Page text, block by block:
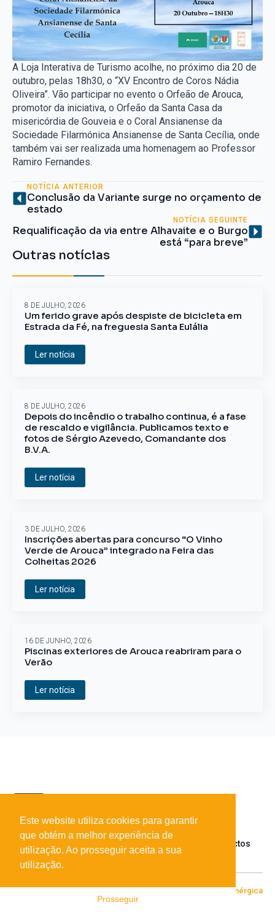
A Loja Interativa de Turismo acolhe, no próximo dia 20 de
outubro, pelas 18h30, o “XV Encontro de Coros Nádia
Oliveira”. Vão participar no evento o Orfeão de Arouca,
promotor da iniciativa, o Orfeão da Santa Casa da
misericórdia de Gouveia e o Coral Ansianense da
Sociedade Filarmónica Ansianense de Santa Cecília, onde
também vai ser realizada uma homenagem ao Professor
Ramiro Fernandes.
NOTÍCIA ANTERIOR
Conclusão da Variante surge no orçamento de
estado
NOTÍCIA SEGUINTE
Requalificação da via entre Alhavaite e o Burgo
está “para breve”
Outras notícias
Um ferido grave após despiste de bicicleta em
Estrada da Fé, na freguesia Santa Eulália
8 DE JULHO, 2026
Ler notícia
Depois do incêndio o trabalho continua, é a fase
de rescaldo e vigilância. Publicamos texto e
fotos de Sérgio Azevedo, Comandante dos
B.V.A.
8 DE JULHO, 2026
Ler notícia
Inscrições abertas para concurso “O Vinho
Verde de Arouca” integrado na Feira das
Colheitas 2026
3 DE JULHO, 2026
Ler notícia
Piscinas exteriores de Arouca reabriram para o
Verão
16 DE JUNHO, 2026
Ler notícia
Sobre o portal Parceiros Contactos
[+|-] Enérgica
Este website utiliza cookies para garantir
que obtém a melhor experiência de
utilização. Ao prosseguir aceita a sua
utilização.
Prosseguir